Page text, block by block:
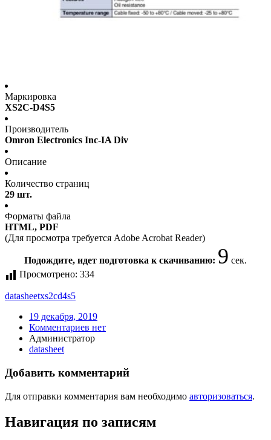
Маркировка
XS2C-D4S5
Производитель
Omron Electronics Inc-IA Div
Описание
Количество страниц
29 шт.
Форматы файла
HTML, PDF
(Для просмотра требуется Adobe Acrobat Reader)
Подождите, идет подготовка к скачиванию: 9 сек.
Просмотрено: 334
datasheetxs2cd4s5
19 декабря, 2019
Комментариев нет
Администратор
datasheet
Добавить комментарий
Для отправки комментария вам необходимо авторизоваться.
Навигация по записям